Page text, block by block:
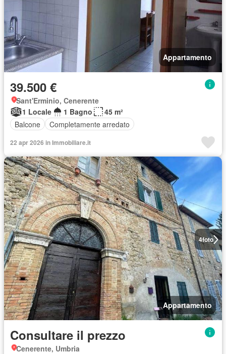
Appartamento
39.500 €
Sant'Erminio, Cenerente
1 Locale
1 Bagno
45 m²
Balcone
Completamente arredato
22 apr 2026 in Immobiliare.it
4foto
Appartamento
Consultare il prezzo
Cenerente, Umbria